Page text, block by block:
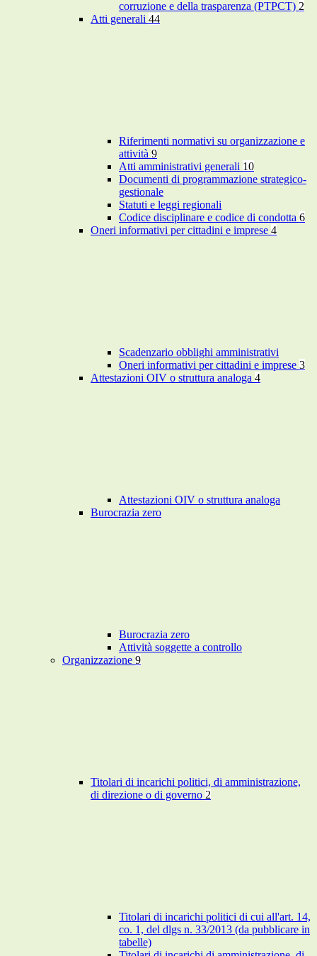
corruzione e della trasparenza (PTPCT) 2
Atti generali 44
Riferimenti normativi su organizzazione e
attività 9
Atti amministrativi generali 10
Documenti di programmazione strategico-
gestionale
Statuti e leggi regionali
Codice disciplinare e codice di condotta 6
Oneri informativi per cittadini e imprese 4
Scadenzario obblighi amministrativi
Oneri informativi per cittadini e imprese 3
Attestazioni OIV o struttura analoga 4
Attestazioni OIV o struttura analoga
Burocrazia zero
Burocrazia zero
Attività soggette a controllo
Organizzazione 9
Titolari di incarichi politici, di amministrazione,
di direzione o di governo 2
Titolari di incarichi politici di cui all'art. 14,
co. 1, del dlgs n. 33/2013 (da pubblicare in
tabelle)